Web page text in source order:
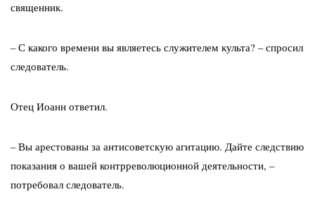
священник.
– С какого времени вы являетесь служителем культа? – спросил
следователь.
Отец Иоанн ответил.
– Вы арестованы за антисоветскую агитацию. Дайте следствию
показания о вашей контрреволюционной деятельности, –
потребовал следователь.